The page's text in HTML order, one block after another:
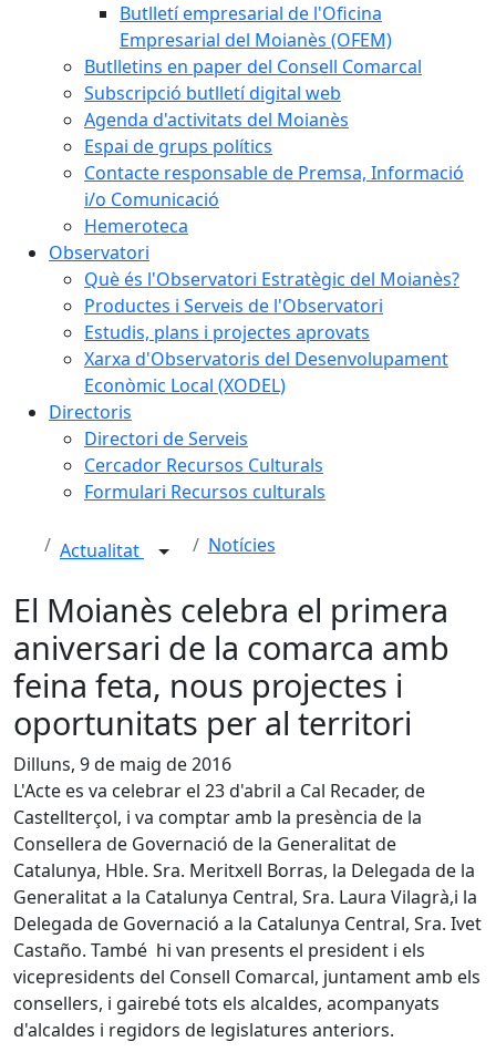
Butlletí empresarial de l'Oficina
Empresarial del Moianès (OFEM)
Butlletins en paper del Consell Comarcal
Subscripció butlletí digital web
Agenda d'activitats del Moianès
Espai de grups polítics
Contacte responsable de Premsa, Informació
i/o Comunicació
Hemeroteca
Observatori
Què és l'Observatori Estratègic del Moianès?
Productes i Serveis de l'Observatori
Estudis, plans i projectes aprovats
Xarxa d'Observatoris del Desenvolupament
Econòmic Local (XODEL)
Directoris
Directori de Serveis
Cercador Recursos Culturals
Formulari Recursos culturals
Actualitat Notícies
El Moianès celebra el primera
aniversari de la comarca amb
feina feta, nous projectes i
oportunitats per al territori
Dilluns, 9 de maig de 2016
L'Acte es va celebrar el 23 d'abril a Cal Recader, de
Castellterçol, i va comptar amb la presència de la
Consellera de Governació de la Generalitat de
Catalunya, Hble. Sra. Meritxell Borras, la Delegada de la
Generalitat a la Catalunya Central, Sra. Laura Vilagrà,i la
Delegada de Governació a la Catalunya Central, Sra. Ivet
Castaño. També hi van presents el president i els
vicepresidents del Consell Comarcal, juntament amb els
consellers, i gairebé tots els alcaldes, acompanyats
d'alcaldes i regidors de legislatures anteriors.